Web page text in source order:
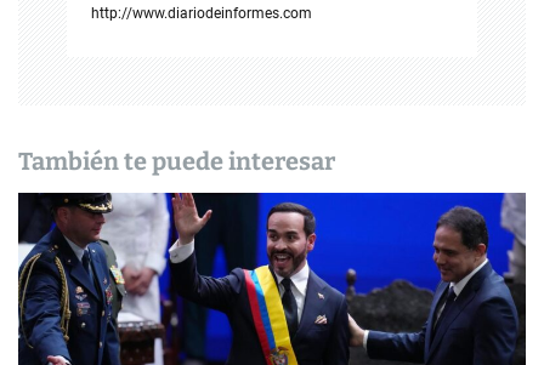
d
e
n
t
http://www.diariodeinformes.com
También te puede interesar